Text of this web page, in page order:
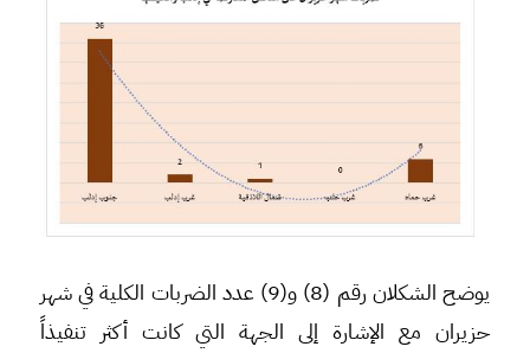
يوضح الشكلان رقم (8) و(9) عدد الضربات الكلية في شهر
حزيران مع الإشارة إلى الجهة التي كانت أكثر تنفيذاً